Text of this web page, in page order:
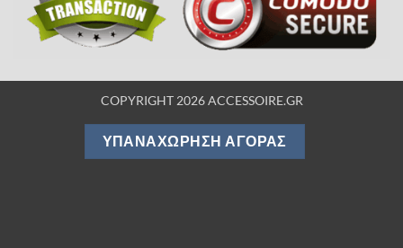
COPYRIGHT 2026 ACCESSOIRE.GR
ΥΠΑΝΑΧΏΡΗΣΗ ΑΓΟΡΆΣ